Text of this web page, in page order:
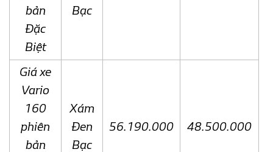
bản
Đặc
Biệt
Bạc
Giá xe
Vario
160
phiên
bản
Xám
Đen
Bạc
56.190.000 48.500.000